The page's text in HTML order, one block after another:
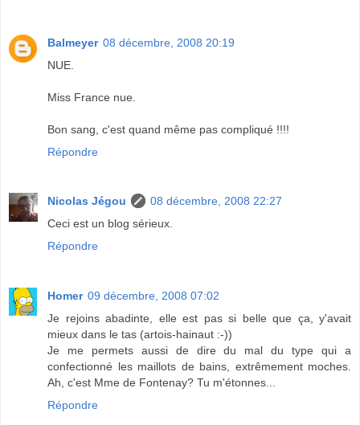
Balmeyer 08 décembre, 2008 20:19
NUE.
Miss France nue.
Bon sang, c'est quand même pas compliqué !!!!
Répondre
Nicolas Jégou
08 décembre, 2008 22:27
Ceci est un blog sérieux.
Répondre
Homer 09 décembre, 2008 07:02
Je rejoins abadinte, elle est pas si belle que ça, y'avait
mieux dans le tas (artois-hainaut :-))
Je me permets aussi de dire du mal du type qui a
confectionné les maillots de bains, extrêmement moches.
Ah, c'est Mme de Fontenay? Tu m'étonnes...
Répondre